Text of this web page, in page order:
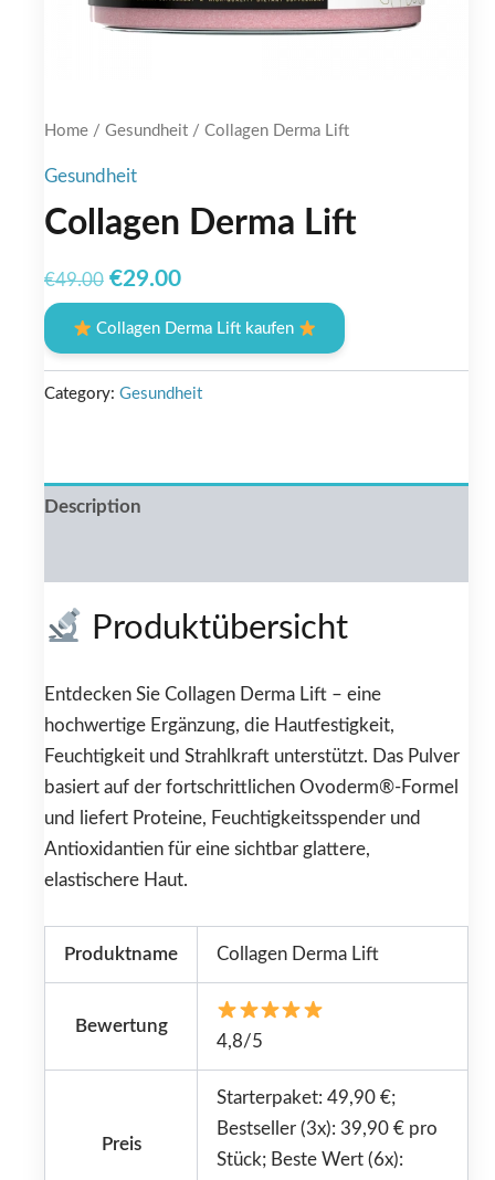
Home / Gesundheit / Collagen Derma Lift
Gesundheit
Collagen Derma Lift
€49.00 Original
was:
€49.00.
€29.00Current
is:
€29.00.
Collagen Derma Lift kaufen
Category: Gesundheit
Description
Produktübersicht
Entdecken Sie Collagen Derma Lift – eine
hochwertige Ergänzung, die Hautfestigkeit,
Feuchtigkeit und Strahlkraft unterstützt. Das Pulver
basiert auf der fortschrittlichen Ovoderm®-Formel
und liefert Proteine, Feuchtigkeitsspender und
Antioxidantien für eine sichtbar glattere,
elastischere Haut.
Produktname Collagen Derma Lift
Bewertung
4,8/5
Preis
Starterpaket: 49,90 €;
Bestseller (3x): 39,90 € pro
Stück; Beste Wert (6x):